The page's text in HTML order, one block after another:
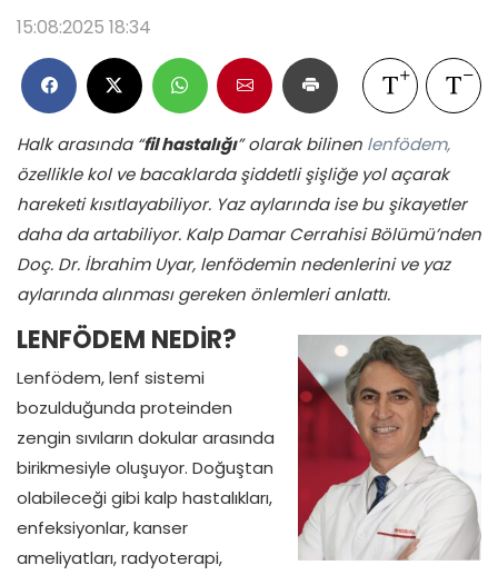
15:08:2025 18:34
Halk arasında “fil hastalığı” olarak bilinen lenfödem,
özellikle kol ve bacaklarda şiddetli şişliğe yol açarak
hareketi kısıtlayabiliyor. Yaz aylarında ise bu şikayetler
daha da artabiliyor. Kalp Damar Cerrahisi Bölümü’nden
Doç. Dr. İbrahim Uyar, lenfödemin nedenlerini ve yaz
aylarında alınması gereken önlemleri anlattı.
LENFÖDEM NEDİR?
Lenfödem, lenf sistemi
bozulduğunda proteinden
zengin sıvıların dokular arasında
birikmesiyle oluşuyor. Doğuştan
olabileceği gibi kalp hastalıkları,
enfeksiyonlar, kanser
ameliyatları, radyoterapi,